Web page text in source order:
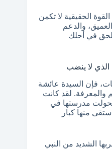
الحقيقية لا تكمن
والدعم
في أحلك
فإن السيدة عائشة
والمعرفة. لقد كانت
مدرستها في
منها كبار
الشديد من النبي